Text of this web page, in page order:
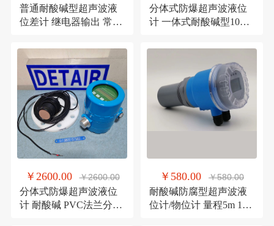
普通耐酸碱型超声波液
位差计 继电器输出 常温
分体式防爆超声波液位
计 一体式耐酸碱型10m
位计
￥2600.00 ￥2600.00
分体式防爆超声波液位
计 耐酸碱 PVC法兰分体
￥580.00 ￥580.00
耐酸碱防腐型超声波液
位计/物位计 量程5m 10m